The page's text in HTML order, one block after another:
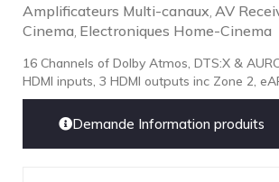
Amplificateurs Multi-canaux AV
Cinema Electroniques Home-Cinema
16 Channels of Dolby Atmos, DTS:X &
HDMI inputs, 3 HDMI outputs inc Zone 2,
Demande Information produits